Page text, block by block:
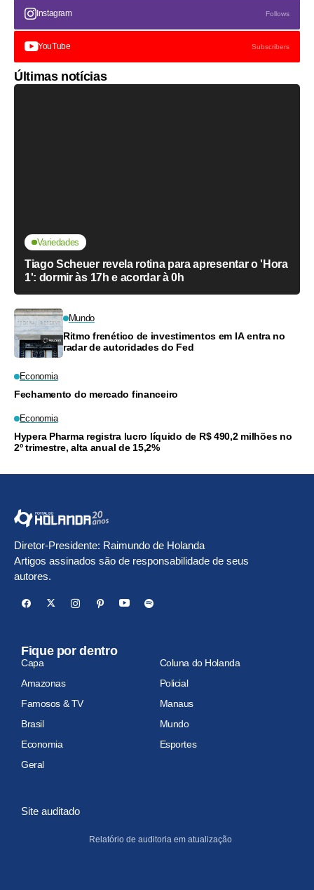
Instagram Follows
YouTube Subscribers
Últimas notícias
Variedades
Tiago Scheuer revela rotina para apresentar o 'Hora
1': dormir às 17h e acordar à 0h
Mundo
Ritmo frenético de investimentos em IA entra no
radar de autoridades do Fed
Economia
Fechamento do mercado financeiro
Economia
Hypera Pharma registra lucro líquido de R$ 490,2 milhões no
2º trimestre, alta anual de 15,2%
Diretor-Presidente: Raimundo de Holanda
Artigos assinados são de responsabilidade de seus
autores.
Fique por dentro
Capa
Coluna do Holanda
Amazonas
Policial
Famosos & TV
Manaus
Brasil
Mundo
Economia
Esportes
Geral
Site auditado
Relatório de auditoria em atualização